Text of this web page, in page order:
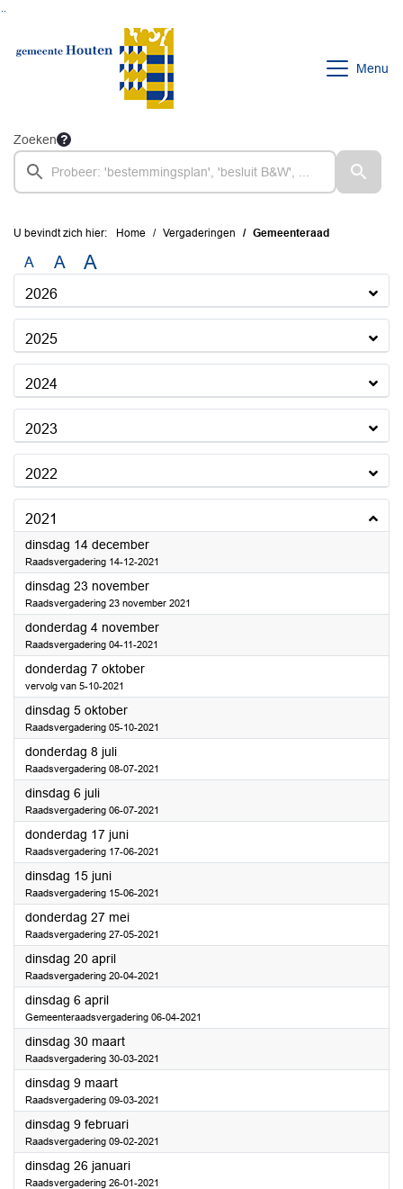
Menu
Zoeken
U bevindt zich hier: Home Vergaderingen Gemeenteraad
A A A
2026
2025
2024
2023
2022
2021
dinsdag 14 december2021
Raadsvergadering 14-12-2021
dinsdag 23 november2021
Raadsvergadering 23 november 2021
donderdag 4 november2021
Raadsvergadering 04-11-2021
donderdag 7 oktober2021
vervolg van 5-10-2021
dinsdag 5 oktober2021
Raadsvergadering 05-10-2021
donderdag 8 juli2021
Raadsvergadering 08-07-2021
dinsdag 6 juli2021
Raadsvergadering 06-07-2021
donderdag 17 juni2021
Raadsvergadering 17-06-2021
dinsdag 15 juni2021
Raadsvergadering 15-06-2021
donderdag 27 mei2021
Raadsvergadering 27-05-2021
dinsdag 20 april2021
Raadsvergadering 20-04-2021
dinsdag 6 april2021
Gemeenteraadsvergadering 06-04-2021
dinsdag 30 maart2021
Raadsvergadering 30-03-2021
dinsdag 9 maart2021
Raadsvergadering 09-03-2021
dinsdag 9 februari2021
Raadsvergadering 09-02-2021
dinsdag 26 januari2021
Raadsvergadering 26-01-2021